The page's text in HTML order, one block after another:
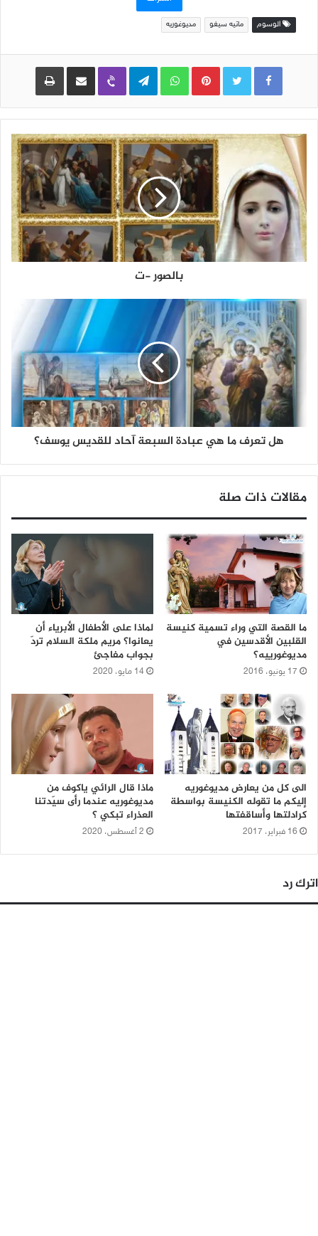
الوسوم ماتيه سيغو مديوغوريه
Pinterest
WhatsApp
Telegram
Viber مشاركة عبر البريد طباعة
بالصور -ت
هل تعرف ما هي عبادة السبعة آحاد للقديس يوسف؟
مقالات ذات صلة
ما القصة التي وراء تسمية كنيسة
القلبين الأقدسين في
مديوغورييه؟
17 يونيو، 2016
لماذا على الأطفال الأبرياء أن
يعانوا؟ مريم ملكة السلام تردّ
بجواب مفاجئ
14 مايو، 2020
الى كل من يعارض مديوغوريه
إليكم ما تقوله الكنيسة بواسطة
كرادلتها وأساقفتها
16 فبراير، 2017
ماذا قال الرائي ياكوف من
مديوغوريه عندما رأى سيّدتنا
العذراء تبكي ؟
2 أغسطس، 2020
اترك رد